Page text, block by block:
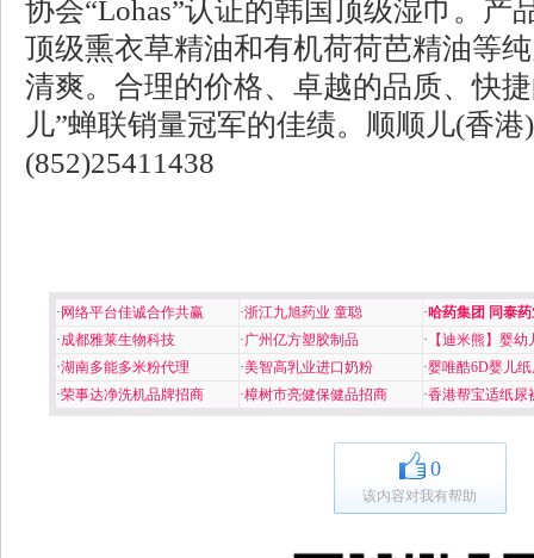
协会“Lohas”认证的韩国顶级湿巾。产
顶级熏衣草精油和有机荷荷芭精油等
清爽。合理的价格、卓越的品质、快
儿”蝉联销量冠军的佳绩。顺顺儿(香
(852)25411438
· 网络平台佳诚合作共赢 ·浙江九旭药业 童聪 ·哈药集团 同泰
·成都雅莱生物科技 ·广州亿方塑胶制品 · 【迪米熊】婴幼
·湖南多能多米粉代理 ·美智高乳业进口奶粉 ·婴唯酷6D婴儿
·荣事达净洗机品牌招商 ·樟树市亮健保健品招商 ·香港帮宝适纸尿
0
该内容对我有帮助